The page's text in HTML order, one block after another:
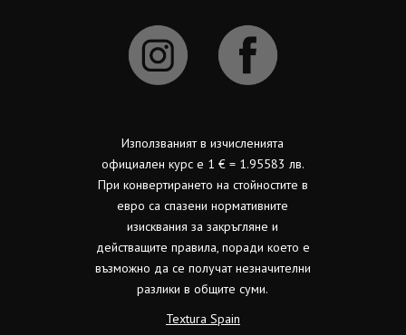
Използваният в изчисленията
официален курс е 1 € = 1.95583 лв.
При конвертирането на стойностите в
евро са спазени нормативните
изисквания за закръгляне и
действащите правила, поради което е
възможно да се получат незначителни
разлики в общите суми.
Textura Spain